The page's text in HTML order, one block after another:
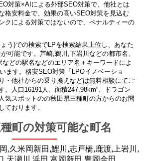
対策×AIによる外部SEO対策で、他社とは
格安料金で、効果の高いSEO対策を見込む
クによる対策ではないので、ペナルティーの
う)での検索でLPを検索結果上位し、あなた
可能です。芦崎,鵜川,下岩川などの都市名、
どの駅名などのエリア名＋キーワードによ
ます。格安SEO対策「LPOイノベーショ
・他社からの乗り換えなどは無料相談にてご
。人口16191人、面積247.98km²、ドラゴン
気スポットのの秋田県三種町の方からのお問
ております。
町の対策可能な町名
,久米岡新田,鯉川,志戸橋,鹿渡,上岩川,
,天瀬川,浜田,富岡新田,豊岡金田